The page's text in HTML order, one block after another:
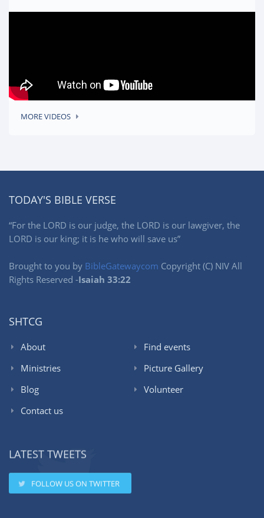
MORE VIDEOS
TODAY'S BIBLE VERSE
“For the LORD is our judge, the LORD is our lawgiver, the
LORD is our king; it is he who will save us”
Brought to you by BibleGatewaycom Copyright (C) NIV All
Rights Reserved -Isaiah 33:22
SHTCG
About
Ministries
Blog
Contact us
Find events
Picture Gallery
Volunteer
LATEST TWEETS
FOLLOW US ON TWITTER